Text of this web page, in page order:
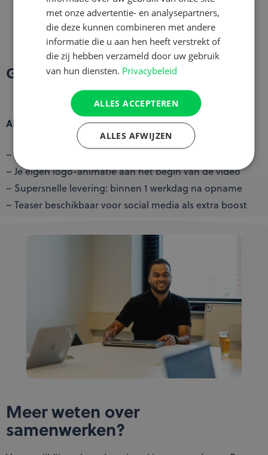
Goed om te weten
Alle extra's die je nét dat beetje meer geven
– Val op met een hogere ranking op Funda
– Je eigen logo-animatie aan het begin van de video
– Supersnelle levering: binnen 1 werkdag na opname
– Teaser beschikbaar voor social media als extra boost
Meer weten over
samenwerken?
met onze advertentie- en analysepartners,
die deze kunnen combineren met andere
informatie die u aan hen heeft verstrekt of
die zij hebben verzameld door uw gebruik
van hun diensten. Privacybeleid
ALLES ACCEPTEREN
ALLES AFWIJZEN